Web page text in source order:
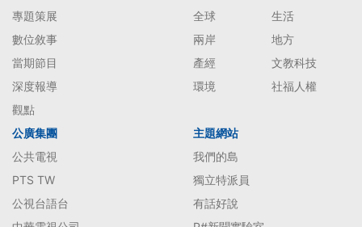
專題策展
數位敘事
當期節目
深度報導
觀點
全球
生活
兩岸
地方
產經
文教科技
環境
社福人權
公廣集團
公共電視
PTS TW
公視台語台
主題網站
我們的島
獨立特派員
有話好說